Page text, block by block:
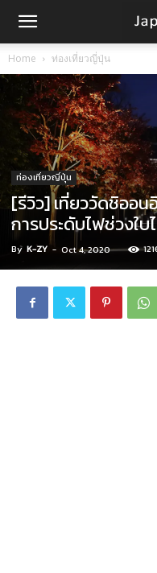
Home ท่องเที่ยวญี่ปุ่น
ท่องเที่ยวญี่ปุ่น
[รีวิว] เที่ยววัดชิออ
การประดับไฟช่วงใบ
By K-ZY - Oct 4, 2020